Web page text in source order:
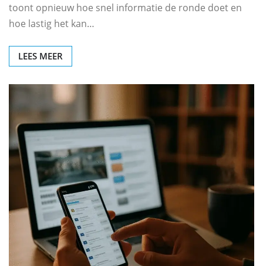
toont opnieuw hoe snel informatie de ronde doet en
hoe lastig het kan…
LEES MEER